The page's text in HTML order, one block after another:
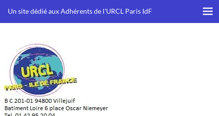
Un site dédié aux Adhérents de l'URCL Paris IdF